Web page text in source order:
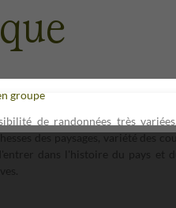
groupe
de randonnées très